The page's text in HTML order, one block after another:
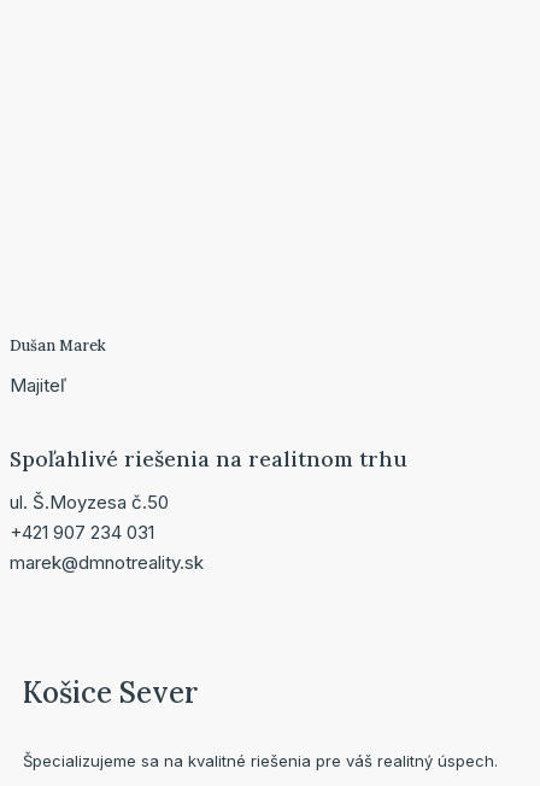
Dušan Marek
Majiteľ
Spoľahlivé riešenia na realitnom trhu
ul. Š.Moyzesa č.50
+421 907 234 031
marek@dmnotreality.sk
Košice Sever
Špecializujeme sa na kvalitné riešenia pre váš realitný úspech.